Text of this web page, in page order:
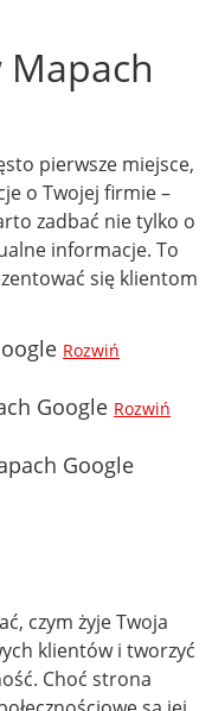
Mapach
pierwsze miejsce,
o Twojej firmie –
zadbać nie tylko o
informacje. To
się klientom
Rozwiń
Google Rozwiń
Google
czym żyje Twoja
klientów i tworzyć
Choć strona